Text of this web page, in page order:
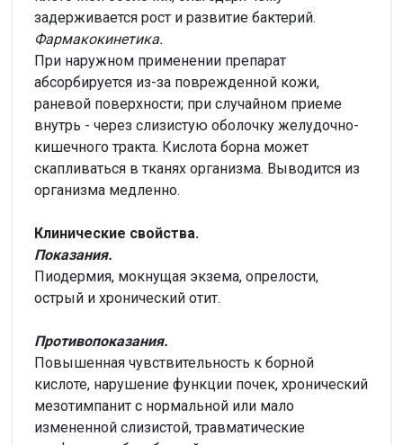
задерживается рост и развитие бактерий.
Фармакокинетика.
При наружном применении препарат
абсорбируется из-за поврежденной кожи,
раневой поверхности; при случайном приеме
внутрь - через слизистую оболочку желудочно-
кишечного тракта. Кислота борна может
скапливаться в тканях организма. Выводится из
организма медленно.
Клинические свойства.
Показания.
Пиодермия, мокнущая экзема, опрелости,
острый и хронический отит.
Противопоказания.
Повышенная чувствительность к борной
кислоте, нарушение функции почек, хронический
мезотимпанит с нормальной или мало
измененной слизистой, травматические